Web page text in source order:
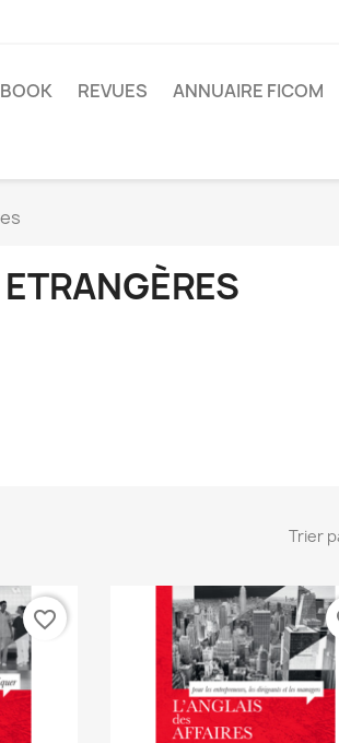
REVUES ANNUAIRE FICOM
Trier
favorite_border